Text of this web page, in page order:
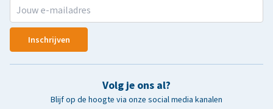
Inschrijven
Volg je ons al?
Blijf op de hoogte via onze social media kanalen